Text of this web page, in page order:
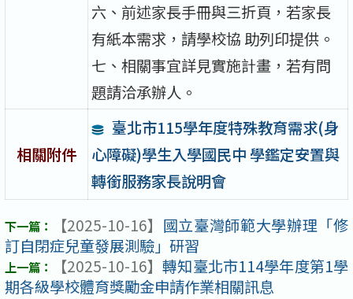
六、前述家長手冊與三折頁，若家長
有紙本需求，請學校協 助列印提供。
七、相關事宜詳見實施計畫，若有問
題請洽承辦人。
相關附件
臺北市115學年度特殊教育需求(身
心障礙)學生入學國民中 學鑑定安置與
轉銜服務家長說明會
【2025-10-16】 國立臺灣師範大學辦理「修
訂自閉症兒童發展測驗」研習
【2025-10-16】 轉知臺北市114學年度第1學
期各級學校體育獎勵金申請作業相關訊息